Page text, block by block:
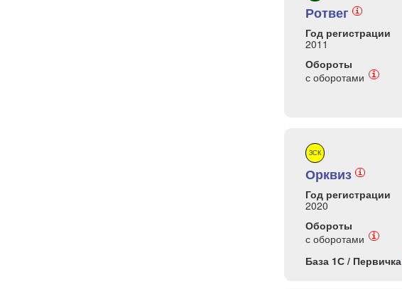
Ротвег i
Год регистрации
2011
Обороты
с оборотами
i
ЗСК
Орквиз i
Год регистрации
2020
Обороты
с оборотами
i
База 1С / Первичка